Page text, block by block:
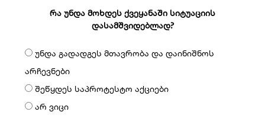
რა უნდა მოხდეს ქვეყანაში სიტუაციის
დასამშვიდებლად?
უნდა გადადგეს მთავრობა და დაინიშნოს
არჩევნები
შეწყდეს საპროტესტო აქციები
არ ვიცი